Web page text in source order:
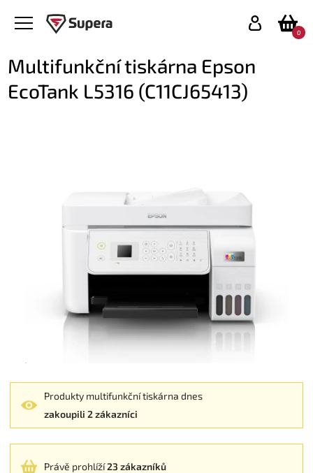
0
Multifunkční tiskárna Epson
EcoTank L5316 (C11CJ65413)
Produkty multifunkční tiskárna dnes
zakoupili 2 zákazníci
Právě prohlíží23 zákazníků